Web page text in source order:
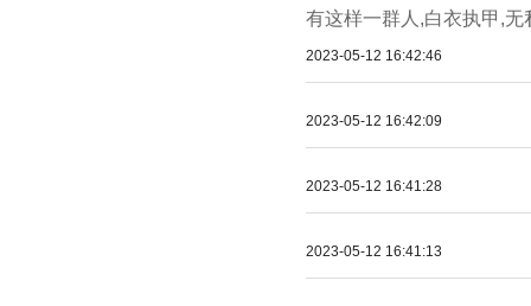
有这样一群人,白衣执甲,
2023-05-12 16:42:46
2023-05-12 16:42:09
2023-05-12 16:41:28
2023-05-12 16:41:13